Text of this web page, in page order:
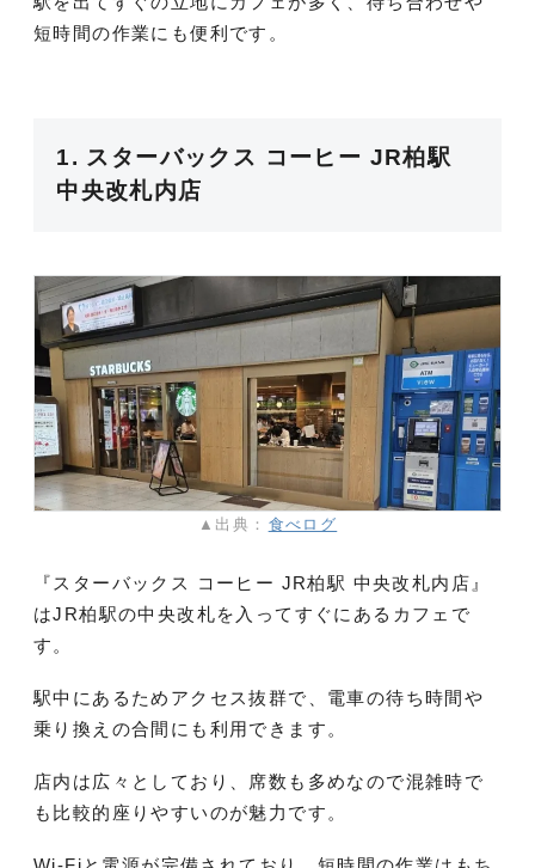
短時間の作業にも便利です。
1. スターバックス コーヒー JR柏駅
中央改札内店
▲出典： 食べログ
『スターバックス コーヒー JR柏駅 中央改札内店』
はJR柏駅の中央改札を入ってすぐにあるカフェで
す。
駅中にあるためアクセス抜群で、電車の待ち時間や
乗り換えの合間にも利用できます。
店内は広々としており、席数も多めなので混雑時で
も比較的座りやすいのが魅力です。